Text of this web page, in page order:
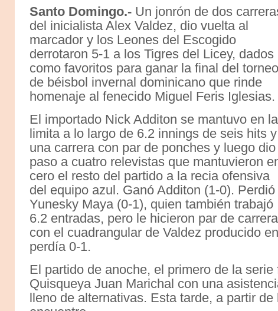
Santo Domingo.- Un jonrón de dos
del inicialista Alex Valdez, dio vuelta al
marcador y los Leones del Escogido
derrotaron 5-1 a los Tigres del Licey, dados
como favoritos para ganar la final del torneo
de béisbol invernal dominicano que rinde
homenaje al fenecido Miguel Feris Iglesias.
El importado Nick Additon se mantuvo en la
limita a lo largo de 6.2 innings de seis hits y
una carrera con par de ponches y luego dio
paso a cuatro relevistas que mantuvieron
cero el resto del partido a la recia ofensiva
del equipo azul. Ganó Additon (1-0). Perdió
Yunesky Maya (0-1), quien también trabajó
6.2 entradas, pero le hicieron par de
con el cuadrangular de Valdez producido
perdía 0-1.
El partido de anoche, el primero de la
Quisqueya Juan Marichal con una
lleno de alternativas. Esta tarde, a partir